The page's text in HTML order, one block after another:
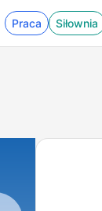
Praca Siłownia